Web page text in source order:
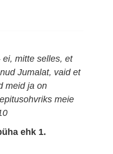
mitte selles, et
Jumalat, vaid et
meid ja on
meie
ehk 1.